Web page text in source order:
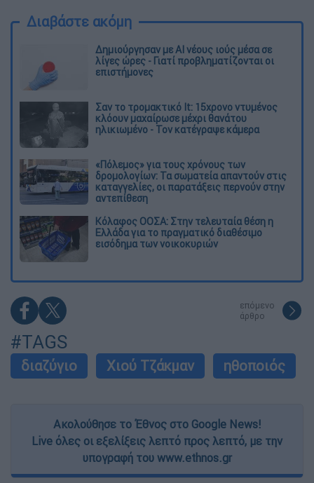
Διαβάστε ακόμη
Δημιούργησαν με AI νέους ιούς μέσα σε
λίγες ώρες - Γιατί προβληματίζονται οι
επιστήμονες
Σαν το τρομακτικό It: 15χρονο ντυμένος
κλόουν μαχαίρωσε μέχρι θανάτου
ηλικιωμένο - Τον κατέγραψε κάμερα
«Πόλεμος» για τους χρόνους των
δρομολογίων: Τα σωματεία απαντούν στις
καταγγελίες, οι παρατάξεις περνούν στην
αντεπίθεση
Κόλαφος ΟΟΣΑ: Στην τελευταία θέση η
Ελλάδα για το πραγματικό διαθέσιμο
εισόδημα των νοικοκυριών
επόμενο
άρθρο
#TAGS
διαζύγιο Χιού Τζάκμαν ηθοποιός
Ακολούθησε το Έθνος στο Google News!
Live όλες οι εξελίξεις λεπτό προς λεπτό, με την
υπογραφή του www.ethnos.gr